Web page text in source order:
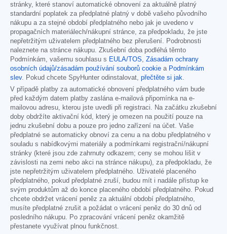
stránky, které stanoví automatické obnovení za aktuálně platný
standardní poplatek za předplatné platný v době vašeho původního
nákupu a za stejné období předplatného nebo jak je uvedeno v
propagačních materiálech/nákupní stránce, za předpokladu, že jste
nepřetržitým uživatelem předplatného bez přerušení. Podrobnosti
naleznete na stránce nákupu. Zkušební doba podléhá těmto
Podmínkám, vašemu souhlasu s EULA/TOS, Zásadám ochrany
osobních údajů/zásadám používání souborů cookie a Podmínkám
slev. Pokud chcete SpyHunter odinstalovat, přečtěte si jak.
V případě platby za automatické obnovení předplatného vám bude
před každým datem platby zaslána e-mailová připomínka na e-
mailovou adresu, kterou jste uvedli při registraci. Na začátku zkušební
doby obdržíte aktivační kód, který je omezen na použití pouze na
jednu zkušební dobu a pouze pro jedno zařízení na účet. Vaše
předplatné se automaticky obnoví za cenu a na dobu předplatného v
souladu s nabídkovými materiály a podmínkami registrační/nákupní
stránky (které jsou zde zahrnuty odkazem; ceny se mohou lišit v
závislosti na zemi nebo akci na stránce nákupu), za předpokladu, že
jste nepřetržitým uživatelem předplatného. Uživatelé placeného
předplatného, pokud předplatné zruší, budou mít i nadále přístup ke
svým produktům až do konce placeného období předplatného. Pokud
chcete obdržet vrácení peněz za aktuální období předplatného,
musíte předplatné zrušit a požádat o vrácení peněz do 30 dnů od
posledního nákupu. Po zpracování vrácení peněz okamžitě
přestanete využívat plnou funkčnost.